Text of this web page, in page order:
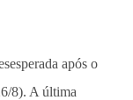
após o
8). A última